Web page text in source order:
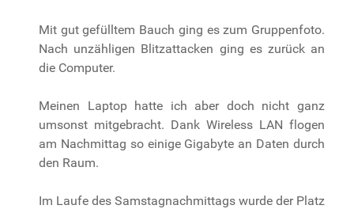
Mit gut gefülltem Bauch ging es zum Gruppenfoto.
Nach unzähligen Blitzattacken ging es zurück an
die Computer.
Meinen Laptop hatte ich aber doch nicht ganz
umsonst mitgebracht. Dank Wireless LAN flogen
am Nachmittag so einige Gigabyte an Daten durch
den Raum.
Im Laufe des Samstagnachmittags wurde der Platz